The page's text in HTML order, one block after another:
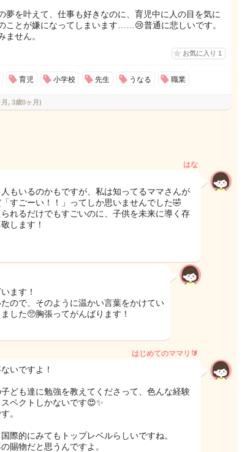
夢を叶えて、仕事も好きなのに、育児中に人の目を気に
ことが嫌になってしまいます……😢普通に悲しいです。
ません。
お気に入り 1
育児 小学校 先生 うなる 職業
, 3歳0ヶ月)
はな
もいるのかもですが、私は知ってるママさんが
すごーい！！」ってしか思いませんでした🤣
れるだけでもすごいのに、子供を未来に導く存
します！
ます！
ので、そのように温かい言葉をかけてい
した🥺胸張ってがんばります！
はじめてのママリ🔰
いですよ！
ども達に勉強を教えてくださって、色んな経験
ペクトしかないです😍✨
。
際的にみてもトップレベルらしいですね。
賜物だと思うんですよ。